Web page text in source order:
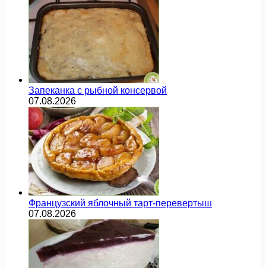
Запеканка с рыбной консервой
07.08.2026
Французский яблочный тарт-перевертыш
07.08.2026